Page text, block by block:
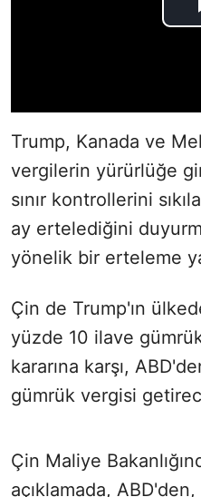
Trump, Kanada ve
vergilerin yürürlüğe
sınır kontrollerini
ay ertelediğini
yönelik bir erteleme
Çin de Trump'ın
yüzde 10 ilave
kararına karşı,
gümrük vergisi
Çin Maliye
açıklamada,